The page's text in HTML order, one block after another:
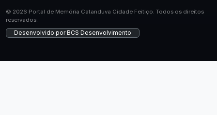
© 2026 Portal de Memória Catanduva Cidade Feitiço. Todos os direitos
reservados.
Desenvolvido porBCS Desenvolvimento